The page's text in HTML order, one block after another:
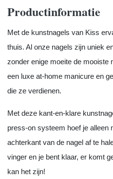
Productinformatie
Met de kunstnagels van Kiss
thuis. Al onze nagels zijn uniek
zonder enige moeite de mooiste
een luxe at-home manicure en
die ze verdienen.
Met deze kant-en-klare
press-on systeem hoef je alleen
achterkant van de nagel af te
vinger en je bent klaar, er komt
kan het zijn!